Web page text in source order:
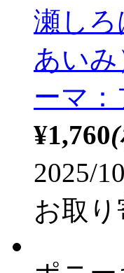
瀬しろ
あいみ
ーマ
¥1,760
2025/
お取り